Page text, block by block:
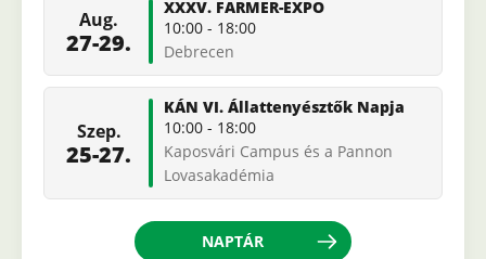
Szövetség
NAPTÁR
Aug.
27-29.
XXXV. FARMER-EXPO
10:00 - 18:00
Debrecen
Szep.
25-27.
KÁN VI. Állattenyésztők Napja
10:00 - 18:00
Kaposvári Campus és a Pannon
Lovasakadémia